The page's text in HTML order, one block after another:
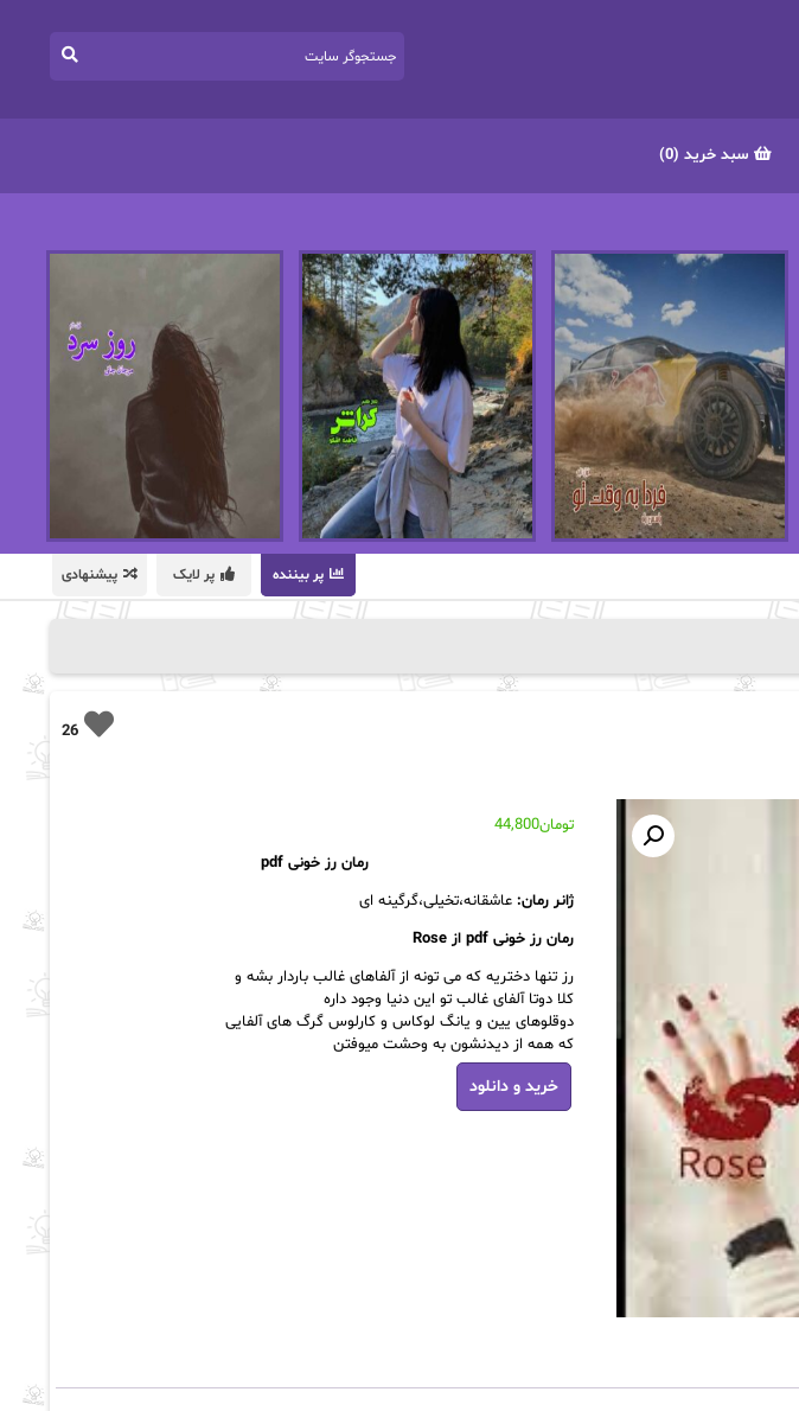
سبد خرید (0)
پر بیننده پر لایک پیشنهادی
26
تومان44,800
رمان رز خونی pdf
ژانر رمان:عاشقانه،تخیلی،گرگینه ای
رمان رز خونیpdf از Rose
رز تنها دختریه که می تونه از آلفاهای غالب باردار بشه و
کلا دوتا آلفای غالب تو این دنیا وجود داره
دوقلوهای یین و یانگ لوکاس و کارلوس گرگ های آلفایی
که همه از دیدنشون به وحشت میوفتن
رمان
خونی
خرید و دانلود